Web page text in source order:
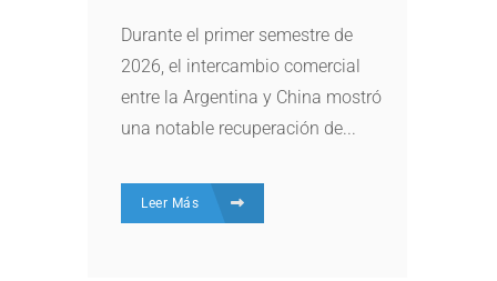
Durante el primer semestre de
2026, el intercambio comercial
entre la Argentina y China mostró
una notable recuperación de...
Leer Más